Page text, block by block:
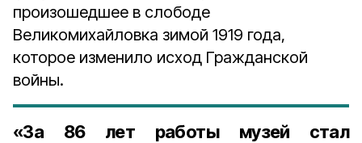
произошедшее в слободе
Великомихайловка зимой 1919 года,
которое изменило исход Гражданской
войны.
«За 86 лет работы музей стал